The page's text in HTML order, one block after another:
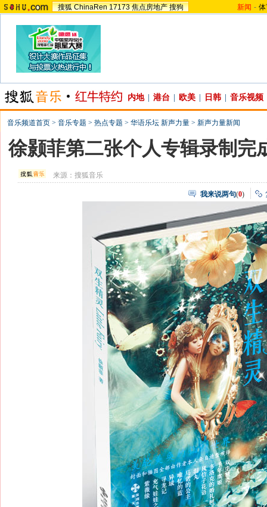
搜狐 ChinaRen 17173 焦点房地产 搜狗 新闻 -
内地 港台 欧美 日韩 音乐视频
音乐频道首页 > 音乐专题 > 热点专题 > 华语乐坛 新声力量 > 新声力量新闻
徐颢菲第二张个人专辑录制完
来源：搜狐音乐
我来说两句(0)